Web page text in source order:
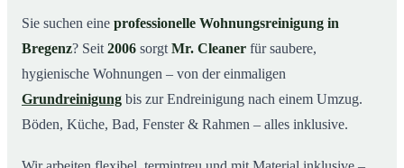
03Warum Mr. Cleaner in Bregenz?
04So funktioniert’s
05Typische Anlässe für eine Wohnungsreinigung
Sie suchen eine professionelle Wohnungsreinigung in
Bregenz? Seit 2006 sorgt Mr. Cleaner für saubere,
hygienische Wohnungen – von der einmaligen
Grundreinigung bis zur Endreinigung nach einem Umzug.
Böden, Küche, Bad, Fenster & Rahmen – alles inklusive.